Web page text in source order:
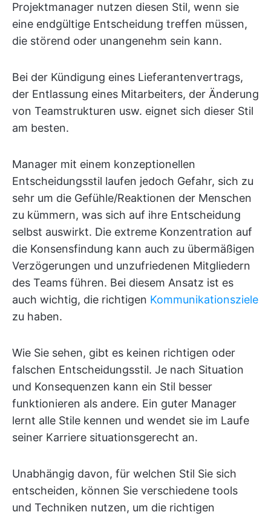
Projektmanager nutzen diesen Stil, wenn sie
eine endgültige Entscheidung treffen müssen,
die störend oder unangenehm sein kann.
Bei der Kündigung eines Lieferantenvertrags,
der Entlassung eines Mitarbeiters, der Änderung
von Teamstrukturen usw. eignet sich dieser Stil
am besten.
Manager mit einem konzeptionellen
Entscheidungsstil laufen jedoch Gefahr, sich zu
sehr um die Gefühle/Reaktionen der Menschen
zu kümmern, was sich auf ihre Entscheidung
selbst auswirkt. Die extreme Konzentration auf
die Konsensfindung kann auch zu übermäßigen
Verzögerungen und unzufriedenen Mitgliedern
des Teams führen. Bei diesem Ansatz ist es
auch wichtig, die richtigen Kommunikationsziele
zu haben.
Wie Sie sehen, gibt es keinen richtigen oder
falschen Entscheidungsstil. Je nach Situation
und Konsequenzen kann ein Stil besser
funktionieren als andere. Ein guter Manager
lernt alle Stile kennen und wendet sie im Laufe
seiner Karriere situationsgerecht an.
Unabhängig davon, für welchen Stil Sie sich
entscheiden, können Sie verschiedene tools
und Techniken nutzen, um die richtigen